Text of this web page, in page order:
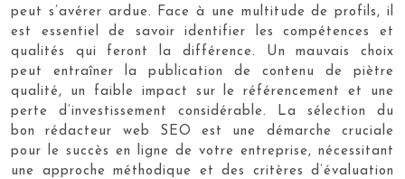
peut s’avérer ardue. Face à une multitude de profils, il
est essentiel de savoir identifier les compétences et
qualités qui feront la différence. Un mauvais choix
peut entraîner la publication de contenu de piètre
qualité, un faible impact sur le référencement et une
perte d’investissement considérable. La sélection du
bon rédacteur web SEO est une démarche cruciale
pour le succès en ligne de votre entreprise, nécessitant
une approche méthodique et des critères d’évaluation